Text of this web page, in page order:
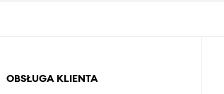
OBSŁUGA KLIENTA